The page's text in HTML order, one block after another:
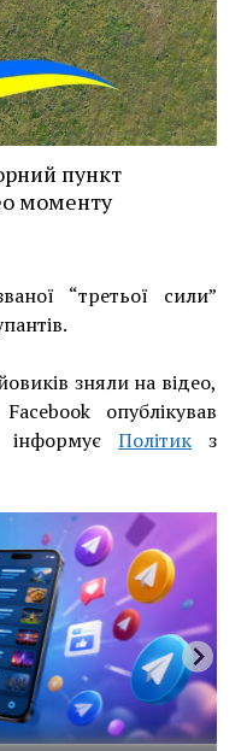
пункт
моменту
“третьої сили”
зняли на відео,
опублікував
інформуєПолітик з